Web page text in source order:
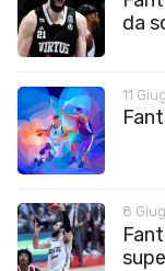
da
11
8